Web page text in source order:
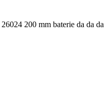
26024 200 mm baterie da da da